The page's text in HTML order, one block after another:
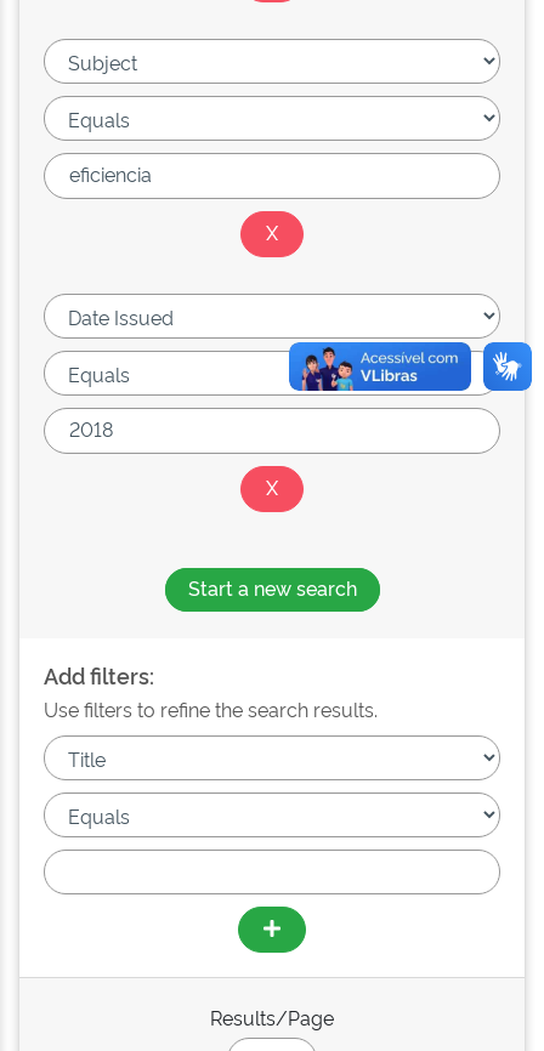
Start a new search
Add filters:
Use filters to refine the search results.
Results/Page